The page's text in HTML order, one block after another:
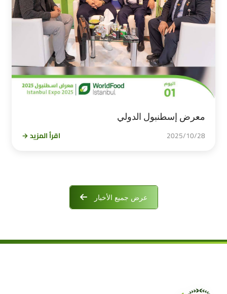
معرض إسطنبول الدولي
2025/10/28 اقرأ المزيد →
عرض جميع الأخبار